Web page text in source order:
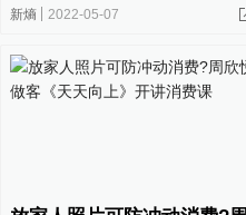
新熵 2022-05-07